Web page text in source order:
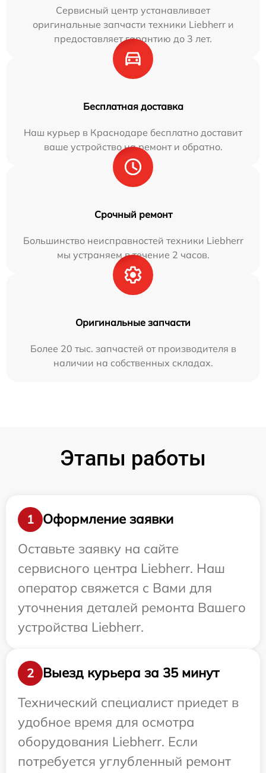
Сервисный центр устанавливает
оригинальные запчасти техники Liebherr и
предоставляет гарантию до 3 лет.
Бесплатная доставка
Наш курьер в Краснодаре бесплатно доставит
ваше устройство на ремонт и обратно.
Срочный ремонт
Большинство неисправностей техники Liebherr
мы устраняем в течение 2 часов.
Оригинальные запчасти
Более 20 тыс. запчастей от производителя в
наличии на собственных складах.
Этапы работы
1
Оформление заявки
Оставьте заявку на сайте
сервисного центра Liebherr. Наш
оператор свяжется с Вами для
уточнения деталей ремонта Вашего
устройства Liebherr.
2
Выезд курьера за 35 минут
Технический специалист приедет в
удобное время для осмотра
оборудования Liebherr. Если
потребуется углубленный ремонт